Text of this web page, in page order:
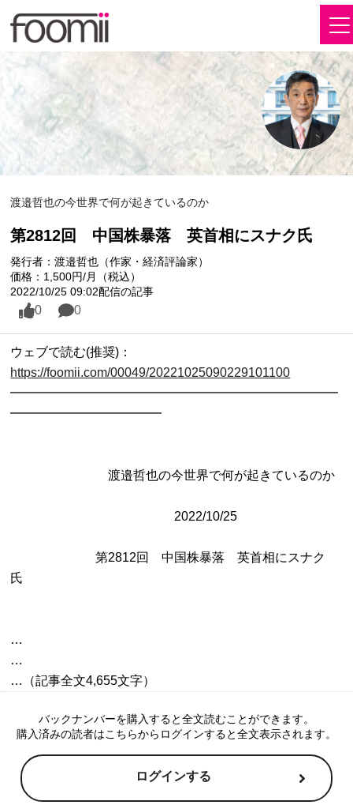
渡邉哲也の今世界で何が起きているのか
第2812回 中国株暴落 英首相にスナク氏
発行者：渡邉哲也（作家・経済評論家）
価格：1,500円/月（税込）
2022/10/25 09:02配信の記事
0 0
ウェブで読む(推奨)：
https://foomii.com/00049/20221025090229101100
━━━━━━━━━━━━━━━━━━━━━━━━━━
━━━━━━━━━━━━
…
…
バックナンバーを購入すると全文読むことができます。
購入済みの読者はこちらからログインすると全文表示されます。
ログインする